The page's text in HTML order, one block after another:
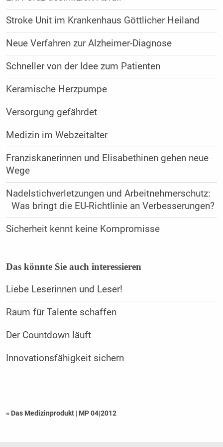
Stroke Unit im Krankenhaus Göttlicher Heiland
Neue Verfahren zur Alzheimer-Diagnose
Schneller von der Idee zum Patienten
Keramische Herzpumpe
Versorgung gefährdet
Medizin im Webzeitalter
Franziskanerinnen und Elisabethinen gehen neue
Wege
Nadelstichverletzungen und Arbeitnehmerschutz:
Was bringt die EU-Richtlinie an Verbesserungen?
Sicherheit kennt keine Kompromisse
Das könnte Sie auch interessieren
Liebe Leserinnen und Leser!
Raum für Talente schaffen
Der Countdown läuft
Innovationsfähigkeit sichern
« Das Medizinprodukt | MP 04|2012